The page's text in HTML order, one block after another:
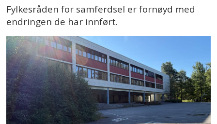
Fylkesråden for samferdsel er fornøyd med
endringen de har innført.